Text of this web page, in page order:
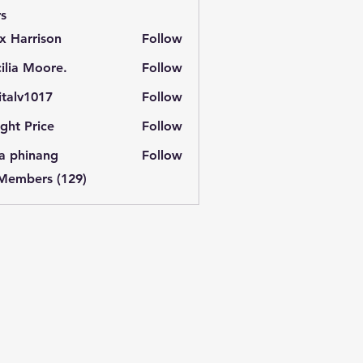
Harrison
Follow
Moore.
Follow
Follow
Price
Follow
phinang
Follow
(129)